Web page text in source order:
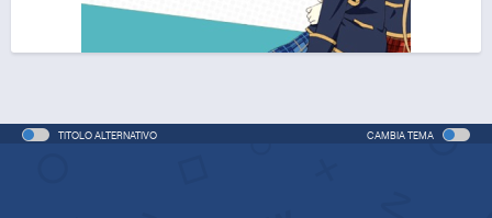
Movie - 2005 - 1h e 31 min/ep
TITOLO ALTERNATIVO CAMBIA TEMA